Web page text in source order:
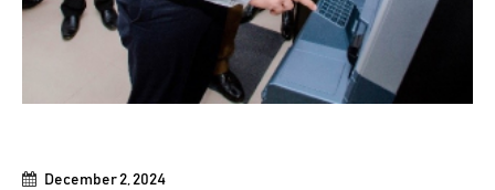
December 2, 2024